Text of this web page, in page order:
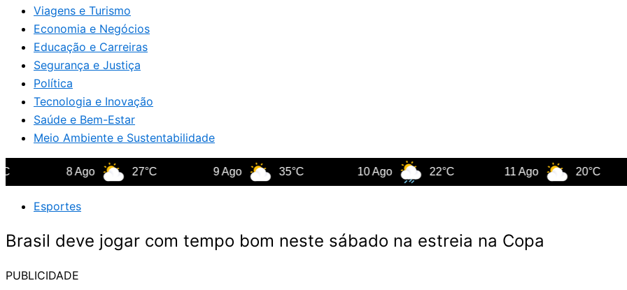
Viagens e Turismo
Economia e Negócios
Educação e Carreiras
Segurança e Justiça
Política
Tecnologia e Inovação
Saúde e Bem-Estar
Meio Ambiente e Sustentabilidade
27°C 35°C 10 Ago 22°C 11 Ago 20°C
Esportes
Brasil deve jogar com tempo bom neste sábado na estreia na Copa
PUBLICIDADE